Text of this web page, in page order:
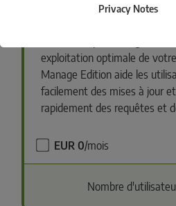
Privacy Notes
exploitation optimale de
Manage Edition aide les
facilement des mises à jour
rapidement des requêtes et
EUR 0/mois
Nombre